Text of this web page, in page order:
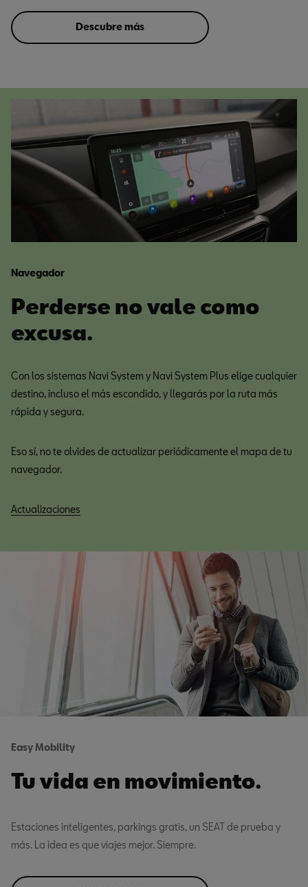
Descubre más
Navegador
Perderse no vale como
excusa.
Con los sistemas Navi System y Navi System Plus elige cualquier
destino, incluso el más escondido, y llegarás por la ruta más
rápida y segura.
Eso sí, no te olvides de actualizar periódicamente el mapa de tu
navegador.
Actualizaciones
Easy Mobility
Tu vida en movimiento.
Estaciones inteligentes, parkings gratis, un SEAT de prueba y
más. La idea es que viajes mejor. Siempre.